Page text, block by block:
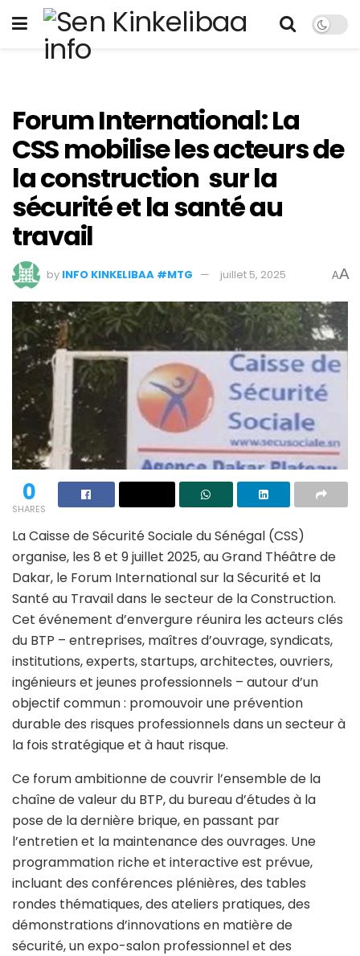
Forum International: La
CSS mobilise les acteurs de
la construction sur la
sécurité et la santé au
travail
by INFO KINKELIBAA #MTG juillet 5, 2025 AA
0
SHARES
La Caisse de Sécurité Sociale du Sénégal (CSS)
organise, les 8 et 9 juillet 2025, au Grand Théâtre de
Dakar, le Forum International sur la Sécurité et la
Santé au Travail dans le secteur de la Construction.
Cet événement d’envergure réunira les acteurs clés
du BTP – entreprises, maîtres d’ouvrage, syndicats,
institutions, experts, startups, architectes, ouvriers,
ingénieurs et jeunes professionnels – autour d’un
objectif commun : promouvoir une prévention
durable des risques professionnels dans un secteur à
la fois stratégique et à haut risque.
Ce forum ambitionne de couvrir l’ensemble de la
chaîne de valeur du BTP, du bureau d’études à la
pose de la dernière brique, en passant par
l’entretien et la maintenance des ouvrages. Une
programmation riche et interactive est prévue,
incluant des conférences plénières, des tables
rondes thématiques, des ateliers pratiques, des
démonstrations d’innovations en matière de
sécurité, un expo-salon professionnel et des